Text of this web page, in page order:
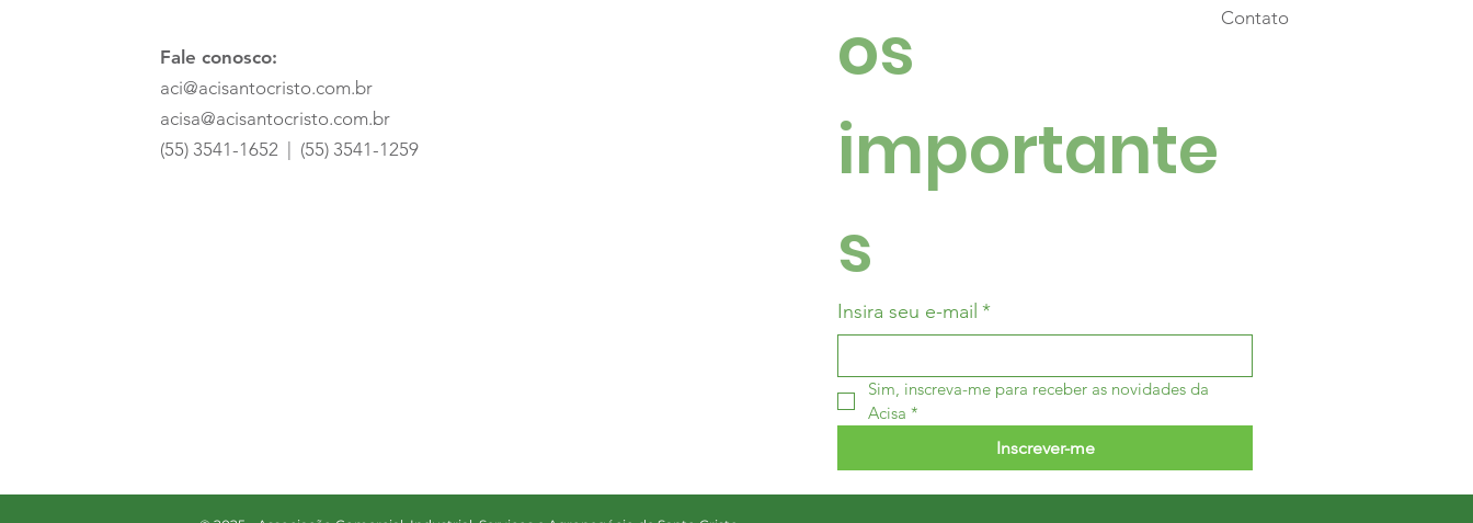
Fale conosco:
aci@acisantocristo.com.br
acisa@acisantocristo.com.br
(55) 3541-1652 | (55) 3541-1259
os
importante
s
Insira seu e-mail *
Sim, inscreva-me para receber as novidades da
Acisa *
Inscrever-me
Contato